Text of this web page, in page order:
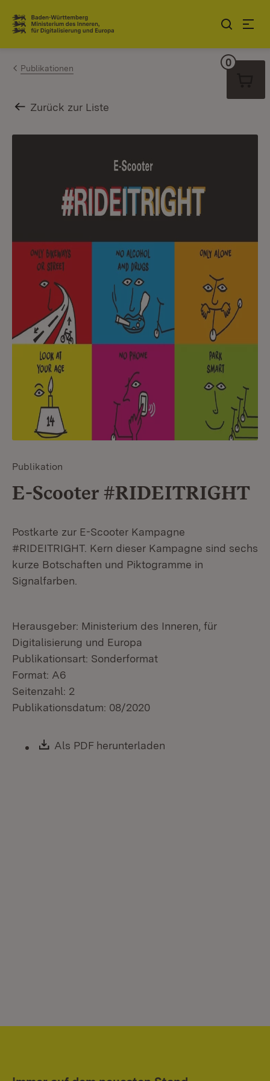
Zum Inhalt springen
Link zur Startseite
Publikationen
Zurück zur Liste
Publikation
E-Scooter #RIDEITRIGHT
Postkarte zur E-Scooter Kampagne
#RIDEITRIGHT. Kern dieser Kampagne sind sechs
kurze Botschaften und Piktogramme in
Signalfarben.
Herausgeber: Ministerium des Inneren, für
Digitalisierung und Europa
Publikationsart: Sonderformat
Format: A6
Seitenzahl: 2
Publikationsdatum: 08/2020
Download:
Als PDF herunterladen
0